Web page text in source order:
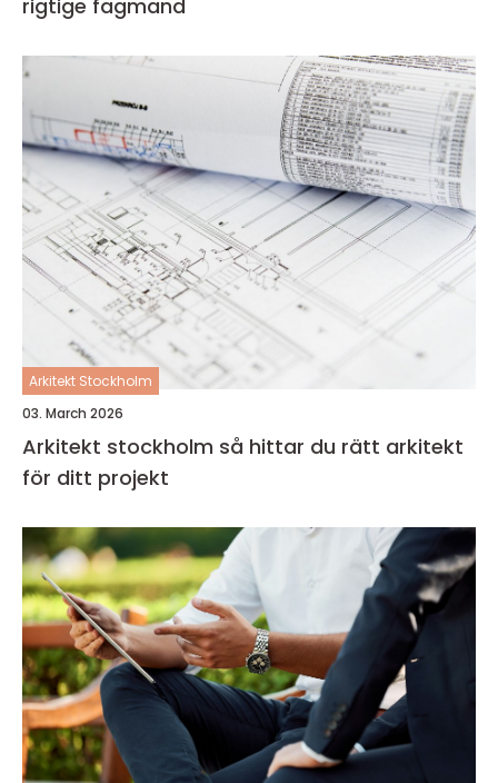
rigtige fagmand
Arkitekt Stockholm
03. March 2026
Arkitekt stockholm så hittar du rätt arkitekt
för ditt projekt